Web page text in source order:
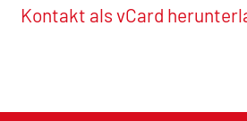
Kontakt als vCard